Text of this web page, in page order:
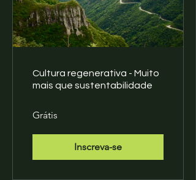
Cultura regenerativa - Muito
mais que sustentabilidade
Grátis
Inscreva-se